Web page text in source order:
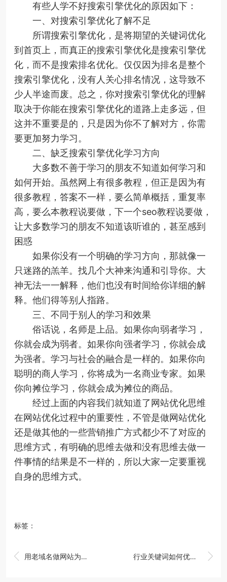
有些人学不好搜索引擎优化的原因如下：
一、对搜索引擎优化了解不足
所谓搜索引擎优化，是将期望的关键词优化
到首页上，而真正的搜索引擎优化是搜索引擎优
化，而不是搜索排名优化。仅仅因为排名是整个
搜索引擎优化，没有人关心排名情况，这导致不
少人半途而废。总之，你对搜索引擎优化的理解
取决于你能在搜索引擎优化的道路上走多远，但
这并不重要是的，只是因为你不了解对方，你需
要更加努力学习。
二、缺乏搜索引擎优化学习方向
大多数不善于学习的朋友不知道如何学习和
如何开始。虽然网上有很多教程，但正是因为有
很多教程，答案不一样，要么简单概括，重复率
高，要么本教程说要做，下一个seo教程说要做，
让大多数学习的朋友不知道该听谁的，甚至感到
困惑
如果你没有一个明确的学习方向，那就像一
只迷路的羔羊。找几个大神来沟通和引导你。大
神无法一一解释，他们也没有时间给你详细的解
释。他们得等别人指路。
三、不同于别人的学习和效果
俗话说，名师是上品。如果你向弱者学习，
你就会成为弱者。如果你向强者学习，你就会成
为强者。学习与社会的融合是一样的。如果你向
聪明的商人学习，你将成为一名商业专家。如果
你向摊位学习，你就会成为摊位的商品。
经过上面的内容我们就知道了网站优化思维
在网站优化过程中的重要性，不管是做网站优化
还是做其他的一些营销推广方式都少不了对应的
思维方式，有明确的思维去做和没有思维去做一
件事情的结果是不一样的，所以大家一定要重视
自身的思维方式。
标签：
 用老域名做网站为什么排名好 
行业关键词如何优化呢